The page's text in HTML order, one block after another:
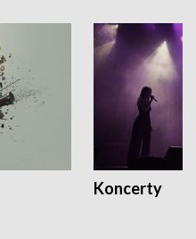
Koncerty